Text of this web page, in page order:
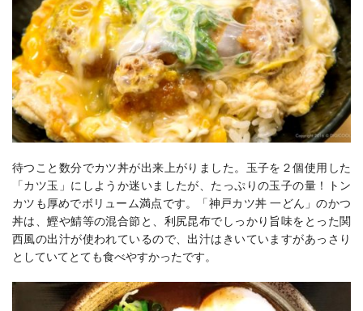
待つこと数分でカツ丼が出来上がりました。玉子を２個使用した
「カツ玉」にしようか迷いましたが、たっぷりの玉子の量！トン
カツも厚めでボリューム満点です。「神戸カツ丼 一どん」のかつ
丼は、鰹や鯖等の混合節と、利尻昆布でしっかり旨味をとった関
西風の出汁が使われているので、出汁はきいていますがあっさり
としていてとても食べやすかったです。